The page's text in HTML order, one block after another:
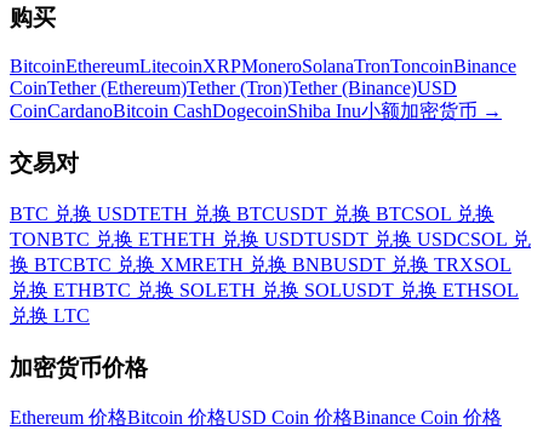
购买
BitcoinEthereumLitecoinXRPMoneroSolanaTronToncoinBinance
CoinTether (Ethereum)Tether (Tron)Tether (Binance)USD
CoinCardanoBitcoin CashDogecoinShiba Inu小额加密货币 →
交易对
BTC 兑换 USDTETH 兑换 BTCUSDT 兑换 BTCSOL 兑换
TONBTC 兑换 ETHETH 兑换 USDTUSDT 兑换 USDCSOL 兑
换 BTCBTC 兑换 XMRETH 兑换 BNBUSDT 兑换 TRXSOL
兑换 ETHBTC 兑换 SOLETH 兑换 SOLUSDT 兑换 ETHSOL
兑换 LTC
加密货币价格
Ethereum 价格Bitcoin 价格USD Coin 价格Binance Coin 价格